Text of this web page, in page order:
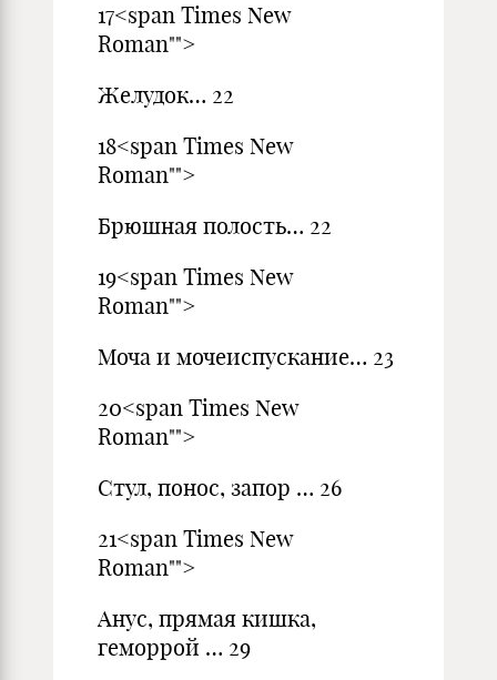
17<span Times New
Roman"">
Желудок… 22
18<span Times New
Roman"">
Брюшная полость… 22
19<span Times New
Roman"">
Моча и мочеиспускание… 23
20<span Times New
Roman"">
Стул, понос, запор … 26
21<span Times New
Roman"">
Анус, прямая кишка,
геморрой … 29